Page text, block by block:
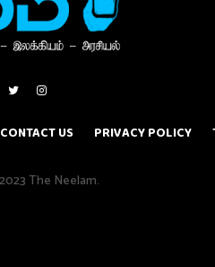
CONTACT US PRIVACY POLICY
The Neelam.